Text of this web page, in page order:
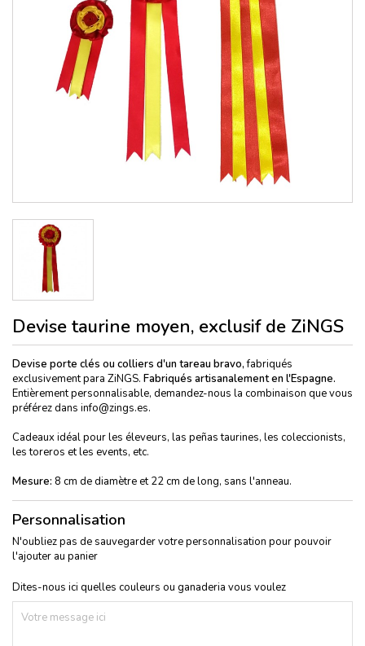
Devise taurine moyen, exclusif de ZiNGS
Devise porte clés ou colliers d'un tareau bravo,fabriqués
exclusivement para ZiNGS. Fabriqués artisanalement en l'Espagne.
Entièrement personnalisable, demandez-nous la combinaison que vous
préférez dans info@zings.es.
Cadeaux idéal pour les éleveurs, las peñas taurines, les coleccionists,
les toreros et les events, etc.
Mesure: 8 cm de diamètre et 22 cm de long, sans l'anneau.
Personnalisation
N'oubliez pas de sauvegarder votre personnalisation pour pouvoir
l'ajouter au panier
Dites-nous ici quelles couleurs ou ganaderia vous voulez